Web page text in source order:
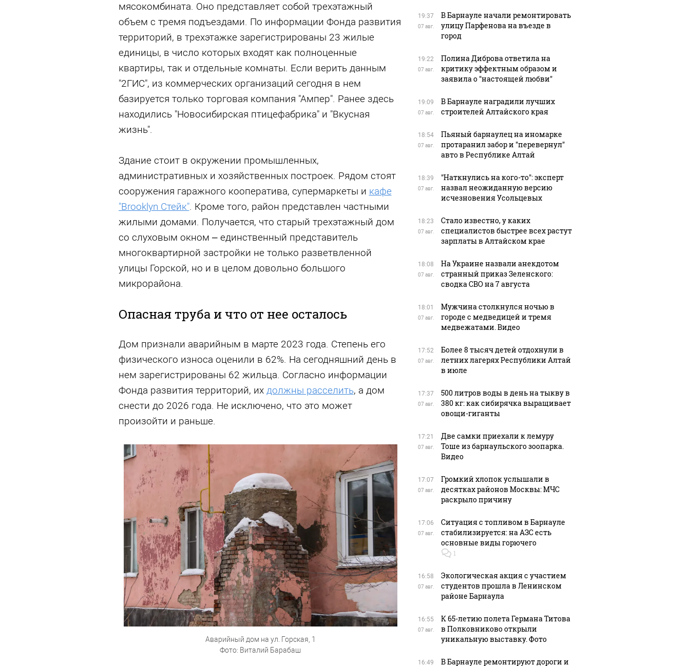
мясокомбината. Оно представляет собой трехэтажный
объем с тремя подъездами. По информации Фонда развития
территорий, в трехэтажке зарегистрированы 23 жилые
единицы, в число которых входят как полноценные
квартиры, так и отдельные комнаты. Если верить данным
"2ГИС", из коммерческих организаций сегодня в нем
базируется только торговая компания "Ампер". Ранее здесь
находились "Новосибирская птицефабрика" и "Вкусная
жизнь".
Здание стоит в окружении промышленных,
административных и хозяйственных построек. Рядом стоят
сооружения гаражного кооператива, супермаркеты и кафе
"Brooklyn Стейк". Кроме того, район представлен частными
жилыми домами. Получается, что старый трехэтажный дом
со слуховым окном – единственный представитель
многоквартирной застройки не только разветвленной
улицы Горской, но и в целом довольно большого
микрорайона.
Опасная труба и что от нее осталось
Дом признали аварийным в марте 2023 года. Степень его
физического износа оценили в 62%. На сегодняшний день в
нем зарегистрированы 62 жильца. Согласно информации
Фонда развития территорий, их должны расселить, а дом
снести до 2026 года. Не исключено, что это может
произойти и раньше.
Аварийный дом на ул. Горская, 1
Фото: Виталий Барабаш
19:37
07 авг.
В Барнауле начали ремонтировать
улицу Парфенова на въезде в
город
19:22
07 авг.
Полина Диброва ответила на
критику эффектным образом и
заявила о "настоящей любви"
19:09
07 авг.
В Барнауле наградили лучших
строителей Алтайского края
18:54
07 авг.
Пьяный барнаулец на иномарке
протаранил забор и "перевернул"
авто в Республике Алтай
18:39
07 авг.
"Наткнулись на кого-то": эксперт
назвал неожиданную версию
исчезновения Усольцевых
18:23
07 авг.
Стало известно, у каких
специалистов быстрее всех растут
зарплаты в Алтайском крае
18:08
07 авг.
На Украине назвали анекдотом
странный приказ Зеленского:
сводка СВО на 7 августа
18:01
07 авг.
Мужчина столкнулся ночью в
городе с медведицей и тремя
медвежатами. Видео
17:52
07 авг.
Более 8 тысяч детей отдохнули в
летних лагерях Республики Алтай
в июле
17:37
07 авг.
500 литров воды в день на тыкву в
380 кг: как сибирячка выращивает
овощи-гиганты
17:21
07 авг.
Две самки приехали к лемуру
Тоше из барнаульского зоопарка.
Видео
17:07
07 авг.
Громкий хлопок услышали в
десятках районов Москвы: МЧС
раскрыло причину
17:06
07 авг.
Ситуация с топливом в Барнауле
стабилизируется: на АЗС есть
основные виды горючего
1
16:58
07 авг.
Экологическая акция с участием
студентов прошла в Ленинском
районе Барнаула
16:55
07 авг.
К 65-летию полета Германа Титова
в Полковниково открыли
уникальную выставку. Фото
16:49 В Барнауле ремонтируют дороги и